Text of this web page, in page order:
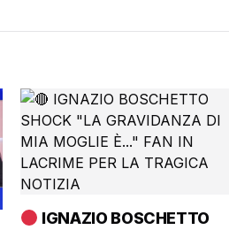
IGNAZIO BOSCHETTO